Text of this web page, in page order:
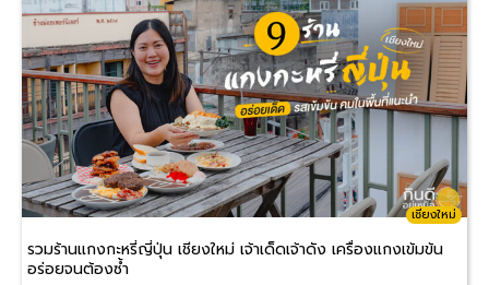
เชียงใหม่
รวมร้านแกงกะหรี่ญี่ปุ่น เชียงใหม่ เจ้าเด็ดเจ้าดัง เครื่องแกงเข้มข้น
อร่อยจนต้องซ้ำ